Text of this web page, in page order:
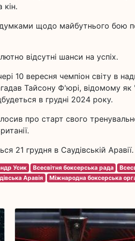
щодо майбутнього бою
відсутні шанси на успіх.
10 вересня чемпіон світу в
Тайсону Ф'юрі, відомому як
в грудні 2024 року.
про старт свого
21 грудня в Саудівській Аравії.
Усик Всесвітня боксерська рада
Аравія Міжнародна боксерська